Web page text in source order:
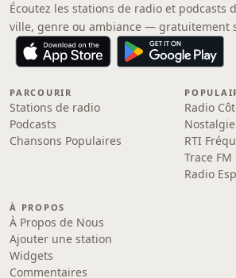
Écoutez les stations de radio et podcasts
ville, genre ou ambiance — gratuitement
PARCOURIR
Stations de radio
Podcasts
Chansons Populaires
Radio
RTI
Trace
Radio
À PROPOS
À Propos de Nous
Ajouter une station
Widgets
Commentaires